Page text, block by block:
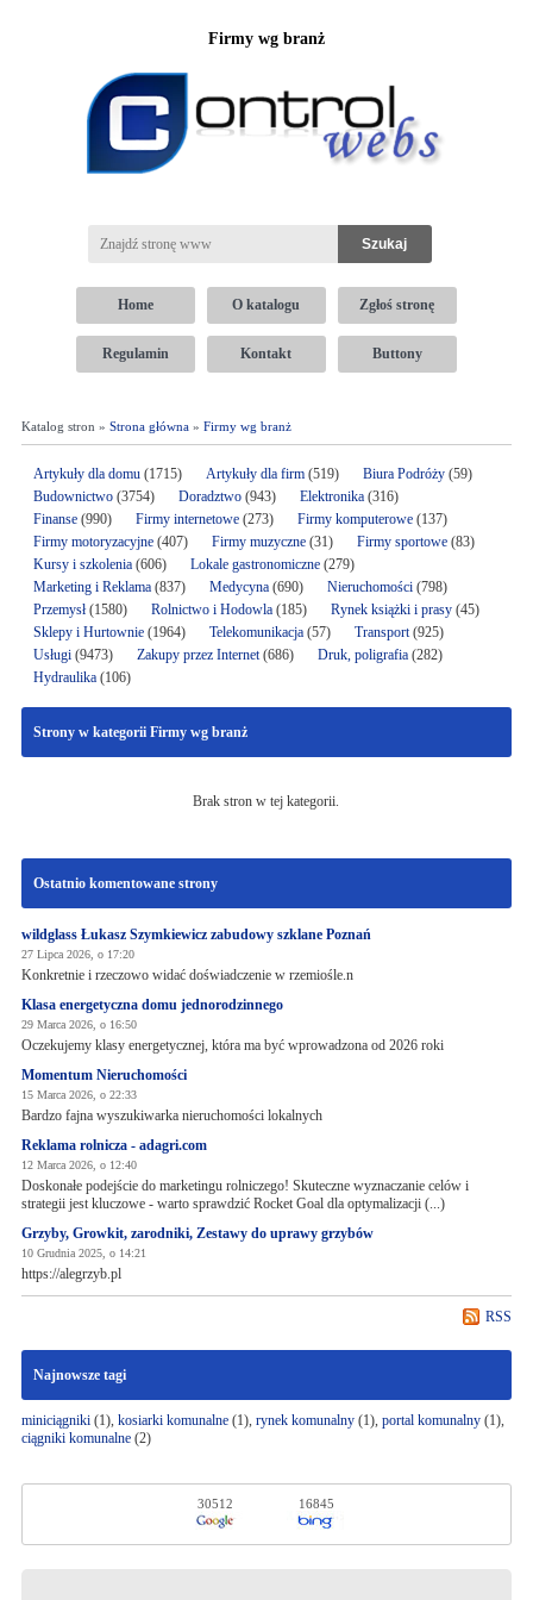
Firmy wg branż
Home O katalogu Zgłoś stronę
Regulamin Kontakt Buttony
Katalog stron » Strona główna» Firmy wg branż
Artykuły dla domu(1715) Artykuły dla firm(519) Biura Podróży(59)
Budownictwo(3754) Doradztwo(943) Elektronika (316)
Finanse(990) Firmy internetowe (273) Firmy komputerowe(137)
Firmy motoryzacyjne(407) Firmy muzyczne(31) Firmy sportowe(83)
Kursy i szkolenia(606) Lokale gastronomiczne(279)
Marketing i Reklama(837) Medycyna(690) Nieruchomości(798)
Przemysł(1580) Rolnictwo i Hodowla(185) Rynek książki i prasy(45)
Sklepy i Hurtownie(1964) Telekomunikacja(57) Transport(925)
Usługi(9473) Zakupy przez Internet(686) Druk, poligrafia(282)
Hydraulika(106)
Strony w kategorii Firmy wg branż
Brak stron w tej kategorii.
Ostatnio komentowane strony
wildglass Łukasz Szymkiewicz zabudowy szklane Poznań
27 Lipca 2026, o 17:20
Konkretnie i rzeczowo widać doświadczenie w rzemiośle.n
Klasa energetyczna domu jednorodzinnego
29 Marca 2026, o 16:50
Oczekujemy klasy energetycznej, która ma być wprowadzona od 2026 roki
Momentum Nieruchomości
15 Marca 2026, o 22:33
Bardzo fajna wyszukiwarka nieruchomości lokalnych
Reklama rolnicza - adagri.com
12 Marca 2026, o 12:40
Doskonałe podejście do marketingu rolniczego! Skuteczne wyznaczanie celów i
strategii jest kluczowe - warto sprawdzić Rocket Goal dla optymalizacji (...)
Grzyby, Growkit, zarodniki, Zestawy do uprawy grzybów
10 Grudnia 2025, o 14:21
https://alegrzyb.pl
RSS
Najnowsze tagi
miniciągniki(1), kosiarki komunalne(1), rynek komunalny(1), portal komunalny(1),
ciągniki komunalne(2)
30512 16845